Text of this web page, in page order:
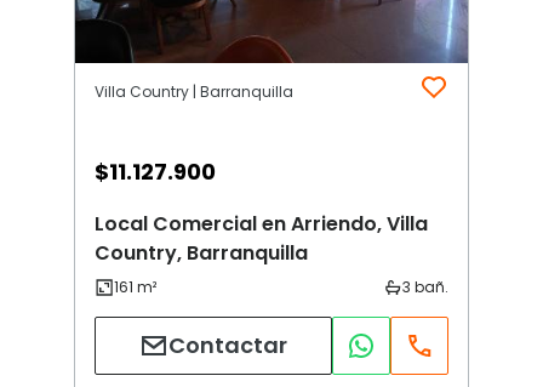
Villa Country | Barranquilla
$11.127.900
Local Comercial en Arriendo, Villa
Country, Barranquilla
Contactar